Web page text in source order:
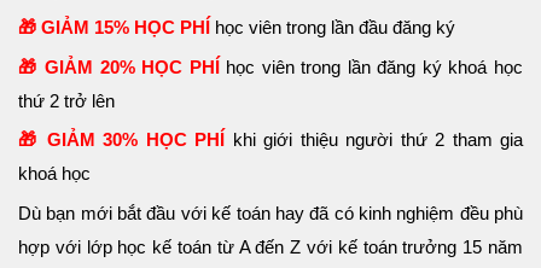
🎁 GIẢM 15% HỌC PHÍ học viên trong lần đầu đăng ký
🎁 GIẢM 20% HỌC PHÍ học viên trong lần đăng ký khoá học
thứ 2 trở lên
🎁 GIẢM 30% HỌC PHÍ khi giới thiệu người thứ 2 tham gia
khoá học
Dù bạn mới bắt đầu với kế toán hay đã có kinh nghiệm đều phù
hợp với lớp học kế toán từ A đến Z với kế toán trưởng 15 năm